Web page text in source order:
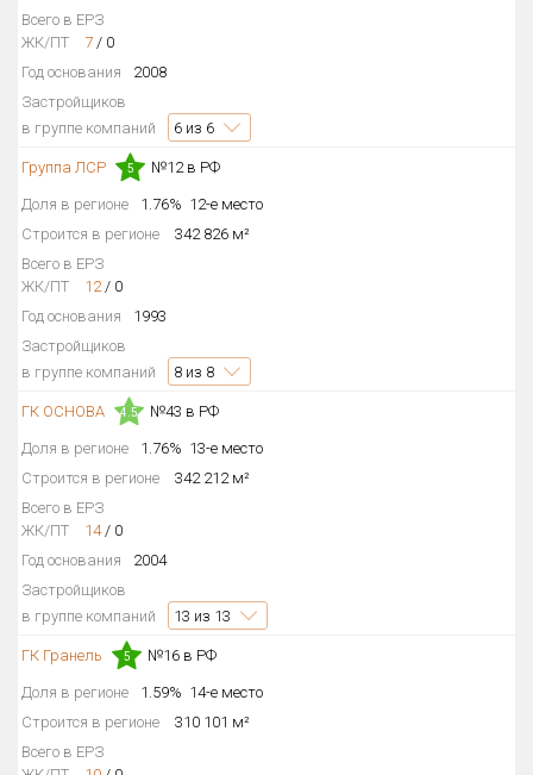
Всего в ЕРЗ
ЖК/ПТ
7 / 0
Год основания
2008
Застройщиков
в группе компаний
6 из 6
Группа ЛСР 5 №12 в РФ
Доля в регионе 1.76% 12-е место
Строится в регионе
342 826 м²
Всего в ЕРЗ
ЖК/ПТ
12/ 0
Год основания
1993
Застройщиков
в группе компаний
8 из 8
ГК ОСНОВА 4.5 №43 в РФ
Доля в регионе 1.76% 13-е место
Строится в регионе
342 212 м²
Всего в ЕРЗ
ЖК/ПТ
14/ 0
Год основания
2004
Застройщиков
в группе компаний
13 из 13
ГК Гранель 5 №16 в РФ
Доля в регионе 1.59% 14-е место
Строится в регионе
310 101 м²
Всего в ЕРЗ